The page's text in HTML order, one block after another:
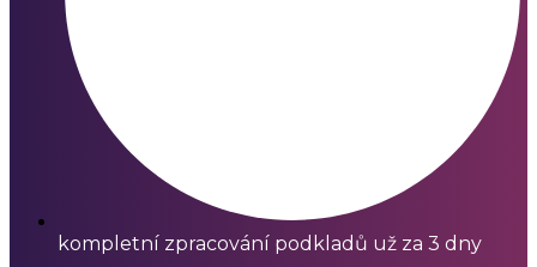
kompletní zpracování podkladů už za 3 dny